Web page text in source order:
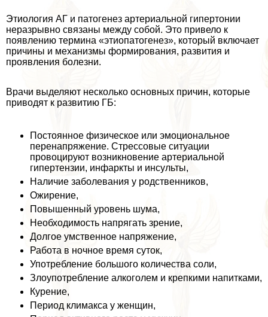
Этиология АГ и патогенез артериальной гипертонии
неразрывно связаны между собой. Это привело к
появлению термина «этиопатогенез», который включает
причины и механизмы формирования, развития и
проявления болезни.
Врачи выделяют несколько основных причин, которые
приводят к развитию ГБ:
Постоянное физическое или эмоциональное
перенапряжение. Стрессовые ситуации
провоцируют возникновение артериальной
гипертензии, инфаркты и инсульты,
Наличие заболевания у родственников,
Ожирение,
Повышенный уровень шума,
Необходимость напрягать зрение,
Долгое умственное напряжение,
Работа в ночное время суток,
Употрeбление большого количества соли,
Злоупотрeбление алкоголем и крепкими напитками,
Курение,
Период климaкcа у женщин,